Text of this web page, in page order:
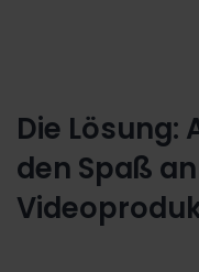
Die Lösung:
den Spaß